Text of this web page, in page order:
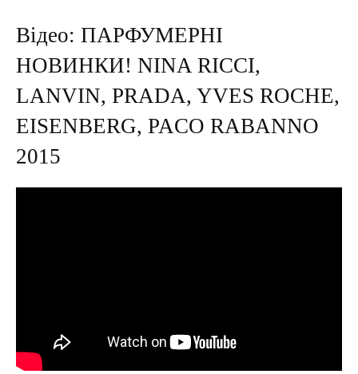
Відео: ПАРФУМЕРНІ
НОВИНКИ! NINA RICCI,
LANVIN, PRADA, YVES ROCHE,
EISENBERG, PACO RABANNO
2015